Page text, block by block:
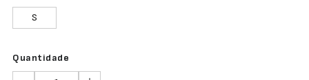
S
Quantidade